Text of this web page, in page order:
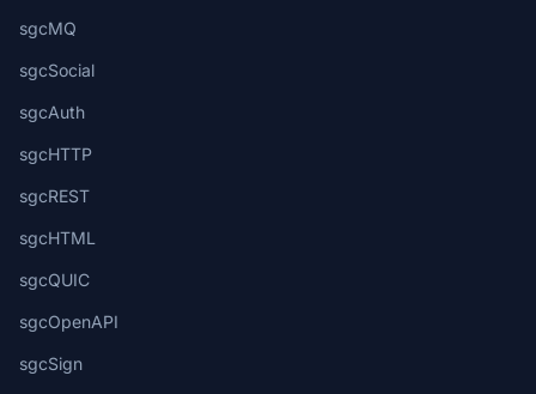
sgcMQ
sgcSocial
sgcAuth
sgcHTTP
sgcREST
sgcHTML
sgcQUIC
sgcOpenAPI
sgcSign